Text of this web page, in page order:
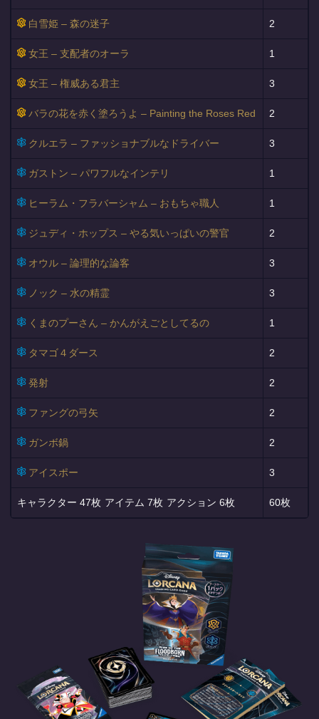
白雪姫 – 森の迷子 2
女王 – 支配者のオーラ 1
女王 – 権威ある君主 3
バラの花を赤く塗ろうよ – Painting the Roses Red 2
クルエラ – ファッショナブルなドライバー 3
ガストン – パワフルなインテリ 1
ヒーラム・フラバーシャム – おもちゃ職人 1
ジュディ・ホップス – やる気いっぱいの警官 2
オウル – 論理的な論客 3
ノック – 水の精霊 3
くまのプーさん – かんがえごとしてるの 1
タマゴ４ダース 2
発射 2
ファングの弓矢 2
ガンボ鍋 2
アイスポー 3
47枚 7枚 6枚 60枚